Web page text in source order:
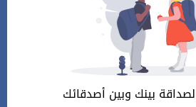
بينك وبين أصدقائك